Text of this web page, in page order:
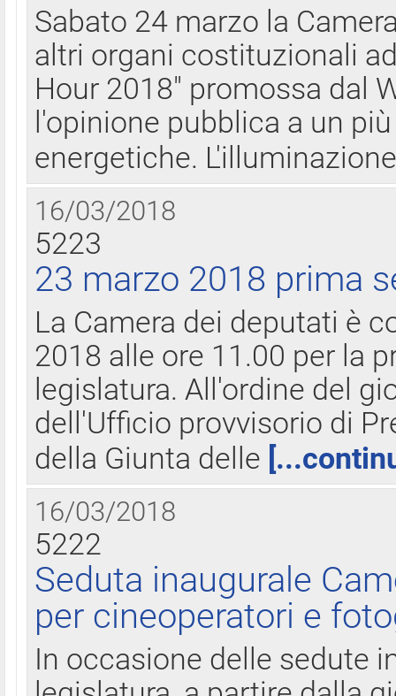
Sabato 24 marzo la
altri organi costituzionali
Hour 2018" promossa dal
l'opinione pubblica a un
energetiche.
16/03/2018
5223
23 marzo 2018 prima
La Camera dei deputati è
2018 alle ore 11.00 per la
legislatura. All'ordine del
dell'Ufficio provvisorio di
della Giunta delle
16/03/2018
5222
Seduta inaugurale
per cineoperatori e
In occasione delle sedute